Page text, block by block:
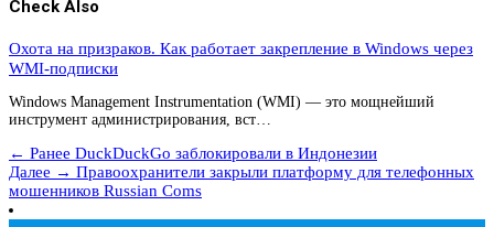
Check Also
Охота на призраков. Как работает закрепление в Windows через
WMI-подписки
Windows Management Instrumentation (WMI) — это мощнейший
инструмент администрирования, вст…
← Ранее DuckDuckGo заблокировали в Индонезии
Далее → Правоохранители закрыли платформу для телефонных
мошенников Russian Coms